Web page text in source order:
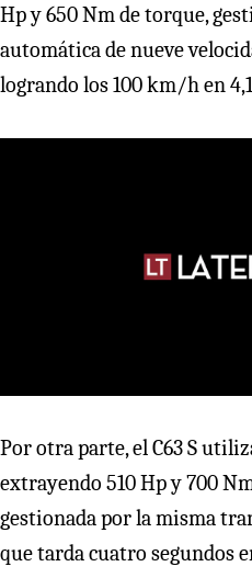
Hp y 650 Nm de torque,
automática de nueve
logrando los 100 km/h en
Por otra parte, el C63 S
extrayendo 510 Hp y 700
gestionada por la misma
que tarda cuatro segundos